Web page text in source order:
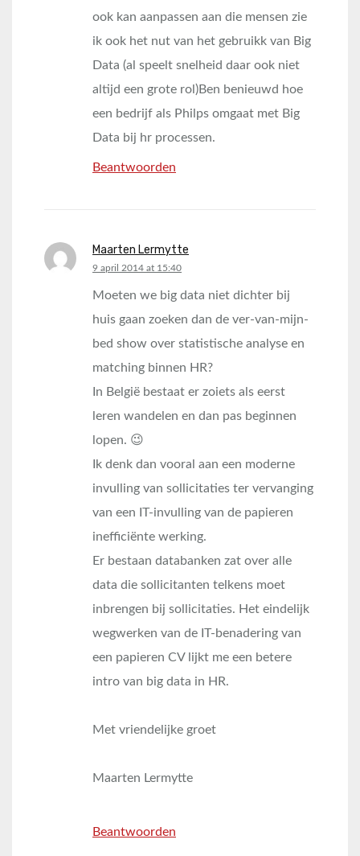
ook kan aanpassen aan die mensen zie
ik ook het nut van het gebruikk van Big
Data (al speelt snelheid daar ook niet
altijd een grote rol)Ben benieuwd hoe
een bedrijf als Philps omgaat met Big
Data bij hr processen.
Beantwoorden
Maarten Lermytte
says:
9 april 2014 at 15:40
Moeten we big data niet dichter bij
huis gaan zoeken dan de ver-van-mijn-
bed show over statistische analyse en
matching binnen HR?
In België bestaat er zoiets als eerst
leren wandelen en dan pas beginnen
lopen. 😉
Ik denk dan vooral aan een moderne
invulling van sollicitaties ter vervanging
van een IT-invulling van de papieren
inefficiënte werking.
Er bestaan databanken zat over alle
data die sollicitanten telkens moet
inbrengen bij sollicitaties. Het eindelijk
wegwerken van de IT-benadering van
een papieren CV lijkt me een betere
intro van big data in HR.
Met vriendelijke groet
Maarten Lermytte
Beantwoorden